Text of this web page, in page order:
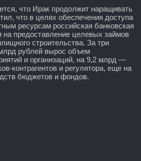
что Ирак продолжит наращивать
что в целях обеспечения доступа
ресурсам российская банковская
предоставление целевых займов
строительства. За три
рублей вырос объем
и организаций, на 9,2 млрд —
контрагентов и регулятора, еще на
бюджетов и фондов.